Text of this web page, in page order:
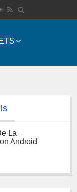
La
Android